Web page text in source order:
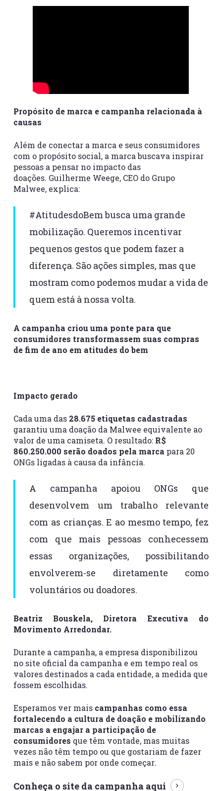
Propósito de marca e campanha relacionada à
causas
Além de conectar a marca e seus consumidores
com o propósito social, a marca buscava inspirar
pessoas a pensar no impacto das
doações. Guilherme Weege, CEO do Grupo
Malwee, explica:
#AtitudesdoBem busca uma grande
mobilização. Queremos incentivar
pequenos gestos que podem fazer a
diferença. São ações simples, mas que
mostram como podemos mudar a vida de
quem está à nossa volta.
A campanha criou uma ponte para que
consumidores transformassem suas compras
de fim de ano em atitudes do bem
Impacto gerado
Cada uma das 28.675 etiquetas cadastradas
garantiu uma doação da Malwee equivalente ao
valor de uma camiseta. O resultado: R$
860.250.000 serão doados pela marca para 20
ONGs ligadas à causa da infância.
A campanha apoiou ONGs que
desenvolvem um trabalho relevante
com as crianças. E ao mesmo tempo, fez
com que mais pessoas conhecessem
essas organizações, possibilitando
envolverem-se diretamente como
voluntários ou doadores.
Beatriz Bouskela, Diretora Executiva do
Movimento Arredondar.
Durante a campanha, a empresa disponibilizou
no site oficial da campanha e em tempo real os
valores destinados a cada entidade, a medida que
fossem escolhidas.
Esperamos ver mais campanhas como essa
fortalecendo a cultura de doação e mobilizando
marcas a engajar a participação de
consumidores que têm vontade, mas muitas
vezes não têm tempo ou que gostariam de fazer
mais e não sabem por onde começar.
Conheça o site da campanha aqui